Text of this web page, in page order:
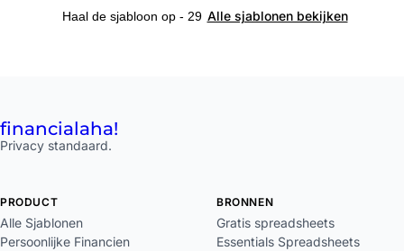
Haal de sjabloon op - 29 Alle sjablonen bekijken
financialaha!
Privacy standaard.
PRODUCT
Alle Sjablonen
Persoonlijke Financien
BRONNEN
Gratis spreadsheets
Essentials Spreadsheets